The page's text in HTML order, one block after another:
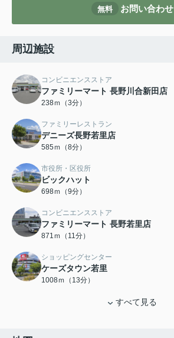
無料 お問い合わせ
周辺施設
コンビニエンスストア
ファミリーマート 長野川合新田店
238ｍ（3分）
ファミリーレストラン
デニーズ長野若里店
585ｍ（8分）
市役所・区役所
ビックハット
698ｍ（9分）
コンビニエンスストア
ファミリーマート 長野若里店
871ｍ（11分）
ショッピングセンター
ケーズタウン若里
1008ｍ（13分）
すべて見る